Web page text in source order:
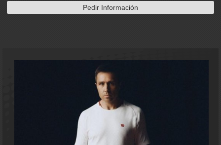
Pedir Información